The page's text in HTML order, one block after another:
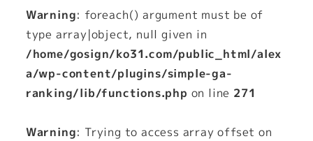
Warning: foreach() argument must be of
type array|object, null given in
/home/gosign/ko31.com/public_html/alex
a/wp-content/plugins/simple-ga-
ranking/lib/functions.php on line 271
Warning: Trying to access array offset on